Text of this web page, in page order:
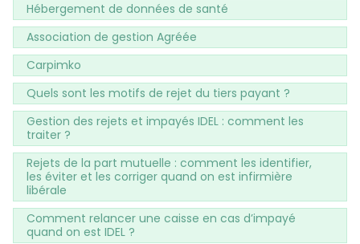
Hébergement de données de santé
Association de gestion Agréée
Carpimko
Quels sont les motifs de rejet du tiers payant ?
Gestion des rejets et impayés IDEL : comment les
traiter ?
Rejets de la part mutuelle : comment les identifier,
les éviter et les corriger quand on est infirmière
libérale
Comment relancer une caisse en cas d’impayé
quand on est IDEL ?